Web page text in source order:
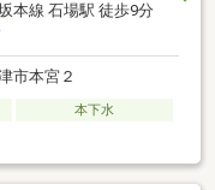
本線 石場駅 徒歩9分
市本宮２
本下水